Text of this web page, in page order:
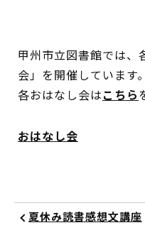
甲州市立図書館では、
会」を開催しています。
各おはなし会はこちら
おはなし会
夏休み読書感想文講座
お